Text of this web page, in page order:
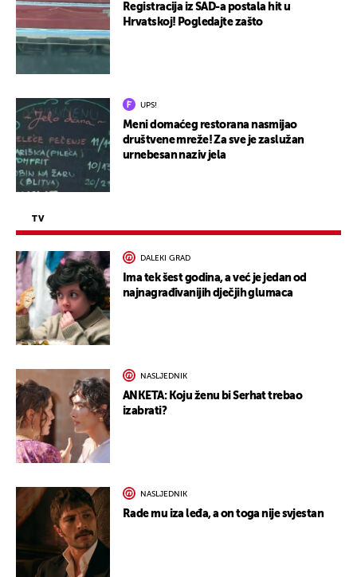
Registracija iz SAD-a postala hit u
Hrvatskoj! Pogledajte zašto
UPS!
Meni domaćeg restorana nasmijao
društvene mreže! Za sve je zaslužan
urnebesan naziv jela
TV
DALEKI GRAD
Ima tek šest godina, a već je jedan od
najnagrađivanijih dječjih glumaca
NASLJEDNIK
ANKETA: Koju ženu bi Serhat trebao
izabrati?
NASLJEDNIK
Rade mu iza leđa, a on toga nije svjestan